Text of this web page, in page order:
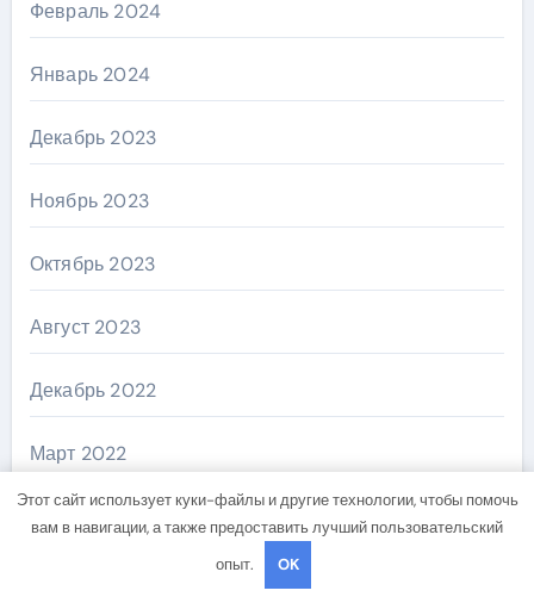
Февраль 2024
Январь 2024
Декабрь 2023
Ноябрь 2023
Октябрь 2023
Август 2023
Декабрь 2022
Март 2022
Этот сайт использует куки-файлы и другие технологии, чтобы помочь
вам в навигации, а также предоставить лучший пользовательский
опыт.
OK